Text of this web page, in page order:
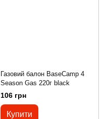
Газовий балон BaseCamp 4
Season Gas 220г black
106 грн
Купити